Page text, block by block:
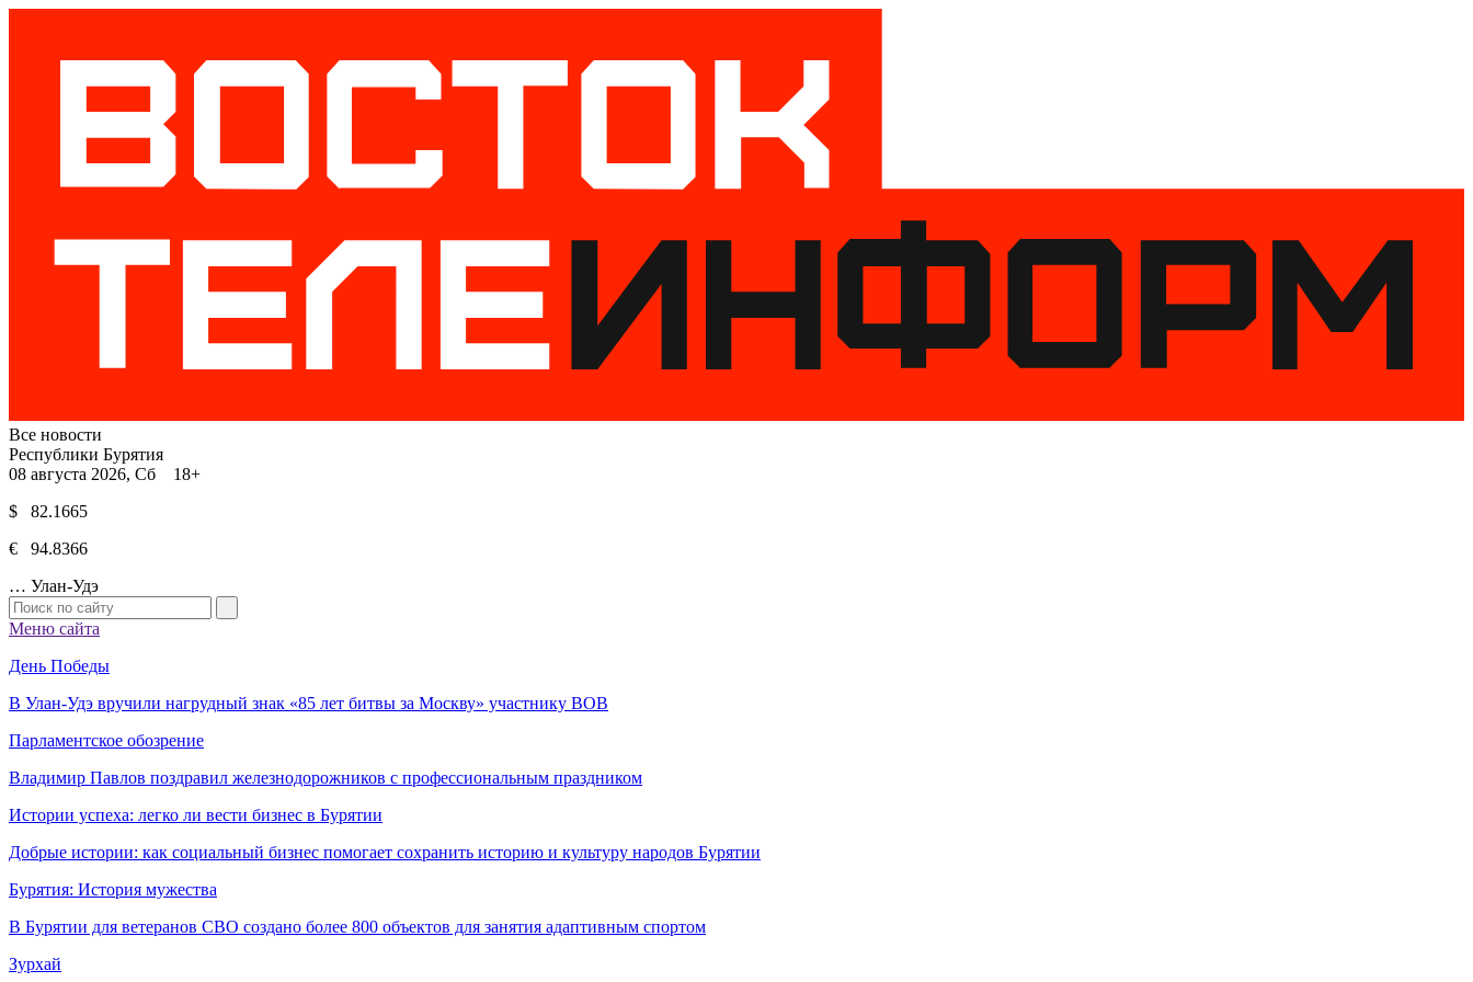
Все новости
Республики Бурятия
08 августа 2026, Сб 18+
$ 82.1665
€ 94.8366
… Улан-Удэ
Меню сайта
День Победы
В Улан-Удэ вручили нагрудный знак «85 лет битвы за Москву» участнику ВОВ
Парламентское обозрение
Владимир Павлов поздравил железнодорожников с профессиональным праздником
Истории успеха: легко ли вести бизнес в Бурятии
Добрые истории: как социальный бизнес помогает сохранить историю и культуру народов Бурятии
Бурятия: История мужества
В Бурятии для ветеранов СВО создано более 800 объектов для занятия адаптивным спортом
Зурхай